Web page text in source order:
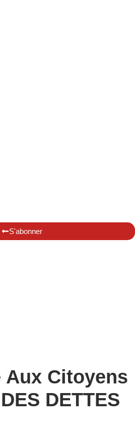
S'abonner
Aux Citoyens
DETTES